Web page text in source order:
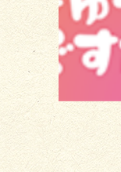
イ
ド